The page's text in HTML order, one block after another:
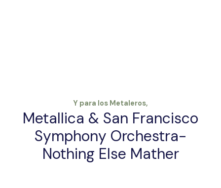
Y para los Metaleros,
Metallica & San Francisco
Symphony Orchestra-
Nothing Else Mather